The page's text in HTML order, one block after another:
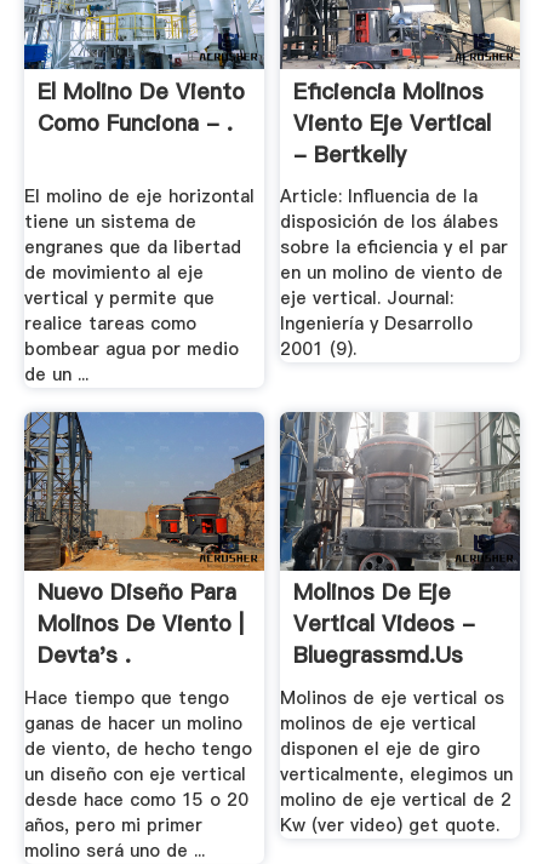
El Molino De Viento
Como Funciona - .
El molino de eje horizontal
tiene un sistema de
engranes que da libertad
de movimiento al eje
vertical y permite que
realice tareas como
bombear agua por medio
de un ...
Eficiencia Molinos
Viento Eje Vertical
- Bertkelly
Article: Influencia de la
disposición de los álabes
sobre la eficiencia y el par
en un molino de viento de
eje vertical. Journal:
Ingeniería y Desarrollo
2001 (9).
Nuevo Diseño Para
Molinos De Viento |
Devta's .
Hace tiempo que tengo
ganas de hacer un molino
de viento, de hecho tengo
un diseño con eje vertical
desde hace como 15 o 20
años, pero mi primer
molino será uno de ...
Molinos De Eje
Vertical Videos -
Bluegrassmd.us
Molinos de eje vertical os
molinos de eje vertical
disponen el eje de giro
verticalmente, elegimos un
molino de eje vertical de 2
Kw (ver video) get quote.